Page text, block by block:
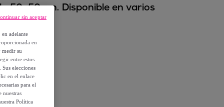
50x50 cm. Disponible en varios
adelante
en
medir su
entre estos
elecciones
en el enlace
para el
nuestras
Política
sin aceptar